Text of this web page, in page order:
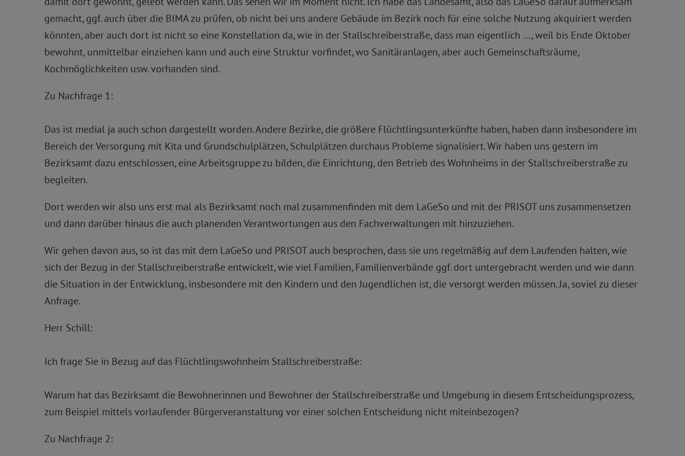
gemacht, ggf. auch über die BIMA zu prüfen, ob nicht bei uns andere Gebäude im Bezirk noch für eine solche Nutzung akquiriert werden
könnten, aber auch dort ist nicht so eine Konstellation da, wie in der Stallschreiberstraße, dass man eigentlich …, weil bis Ende Oktober
bewohnt, unmittelbar einziehen kann und auch eine Struktur vorfindet, wo Sanitäranlagen, aber auch Gemeinschaftsräume,
Kochmöglichkeiten usw. vorhanden sind.
Zu Nachfrage 1:
Das ist medial ja auch schon dargestellt worden. Andere Bezirke, die größere Flüchtlingsunterkünfte haben, haben dann insbesondere im
Bereich der Versorgung mit Kita und Grundschulplätzen, Schulplätzen durchaus Probleme signalisiert. Wir haben uns gestern im
Bezirksamt dazu entschlossen, eine Arbeitsgruppe zu bilden, die Einrichtung, den Betrieb des Wohnheims in der Stallschreiberstraße zu
begleiten.
Dort werden wir also uns erst mal als Bezirksamt noch mal zusammenfinden mit dem LaGeSo und mit der PRISOT uns zusammensetzen
und dann darüber hinaus die auch planenden Verantwortungen aus den Fachverwaltungen mit hinzuziehen.
Wir gehen davon aus, so ist das mit dem LaGeSo und PRISOT auch besprochen, dass sie uns regelmäßig auf dem Laufenden halten, wie
sich der Bezug in der Stallschreiberstraße entwickelt, wie viel Familien, Familienverbände ggf. dort untergebracht werden und wie dann
die Situation in der Entwicklung, insbesondere mit den Kindern und den Jugendlichen ist, die versorgt werden müssen. Ja, soviel zu dieser
Anfrage.
Herr Schill:
Ich frage Sie in Bezug auf das Flüchtlingswohnheim Stallschreiberstraße:
Warum hat das Bezirksamt die Bewohnerinnen und Bewohner der Stallschreiberstraße und Umgebung in diesem Entscheidungsprozess,
zum Beispiel mittels vorlaufender Bürgerveranstaltung vor einer solchen Entscheidung nicht miteinbezogen?
Zu Nachfrage 2: